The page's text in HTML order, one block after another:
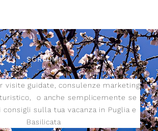
SCRIVIMI
visite guidate, consulenze marketing
o anche semplicemente se
consigli sulla tua vacanza in Puglia e
Basilicata